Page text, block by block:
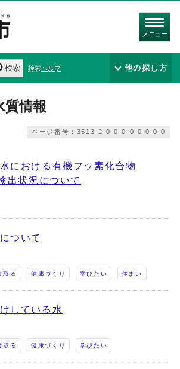
メニュー
検索 検索ヘルプ 他の探し方
質情報
ページ番号：3513-2-0-0-0-0-0-0-0-0
における有機フッ素化合物
出状況について
ついて
取る 健康づくり 学びたい 住まい
している水
取る 健康づくり 学びたい